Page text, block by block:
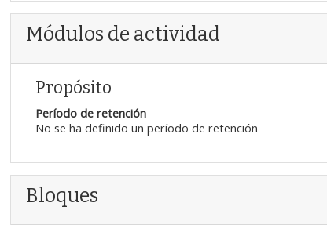
Módulos de actividad
Propósito
Período de retención
No se ha definido un período de retención
Bloques